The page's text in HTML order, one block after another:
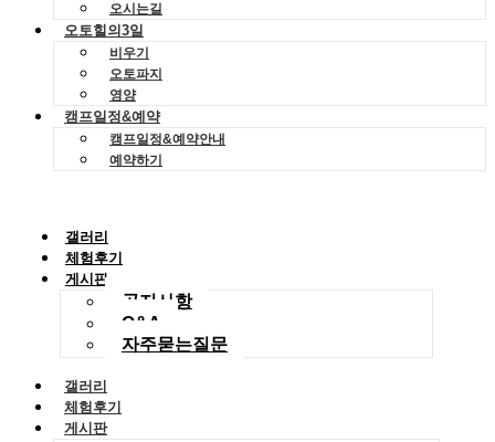
오시는길
오토힐의3일
비우기
오토파지
영양
캠프일정&예약
캠프일정&예약안내
예약하기
갤러리
체험후기
게시판
공지사항
Q&A
자주묻는질문
갤러리
체험후기
게시판